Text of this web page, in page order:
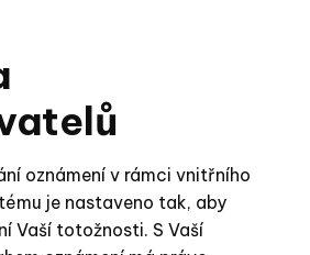
oznámení v rámci vnitřního
je nastaveno tak, aby
Vaší totožnosti. S Vaší